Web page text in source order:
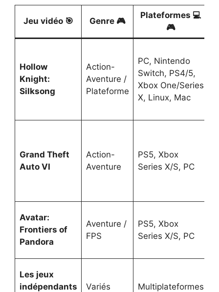
Jeu vidéo 🎯 Genre 🎮
Plateformes 💻
🎮
Hollow
Knight:
Silksong
Action-
Aventure /
Plateforme
PC, Nintendo
Switch, PS4/5,
Xbox One/Series
X, Linux, Mac
Grand Theft
Auto VI
Action-
Aventure
PS5, Xbox
Series X/S, PC
Avatar:
Frontiers of
Pandora
Aventure /
FPS
PS5, Xbox
Series X/S, PC
Les jeux
indépendants
Variés Multiplateformes